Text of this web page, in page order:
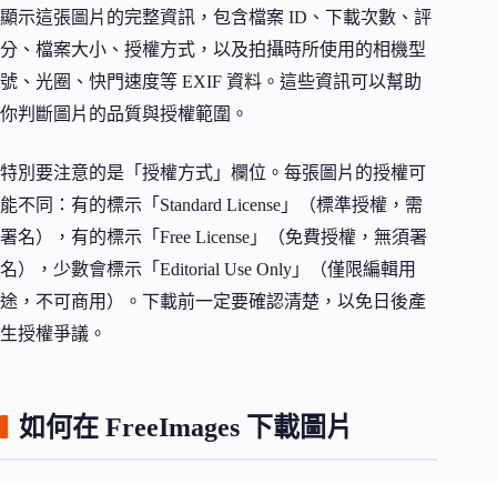
顯示這張圖片的完整資訊，包含檔案 ID、下載次數、評
分、檔案大小、授權方式，以及拍攝時所使用的相機型
號、光圈、快門速度等 EXIF 資料。這些資訊可以幫助
你判斷圖片的品質與授權範圍。
特別要注意的是「授權方式」欄位。每張圖片的授權可
能不同：有的標示「Standard License」（標準授權，需
署名），有的標示「Free License」（免費授權，無須署
名），少數會標示「Editorial Use Only」（僅限編輯用
途，不可商用）。下載前一定要確認清楚，以免日後產
生授權爭議。
如何在 FreeImages 下載圖片